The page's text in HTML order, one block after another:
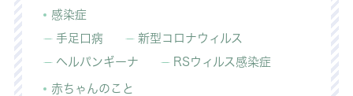
感染症
手足口病
新型コロナウィルス
ヘルパンギーナ
RSウィルス感染症
赤ちゃんのこと